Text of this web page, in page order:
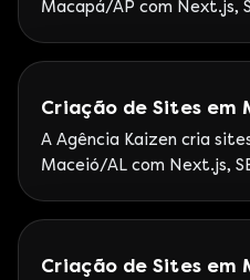
Macapá/AP com Next.js,
Amapá com operação
Criação de Sites em
A Agência Kaizen cria
Maceió/AL com Next.js,
no Nordeste com Google
Criação de Sites em